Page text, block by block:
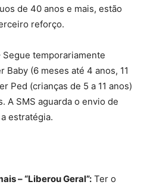
de 40 anos e mais, estão
reforço.
Segue temporariamente
Baby (6 meses até 4 anos, 11
Ped (crianças de 5 a 11 anos)
A SMS aguarda o envio de
estratégia.
– “Liberou Geral”: Ter o